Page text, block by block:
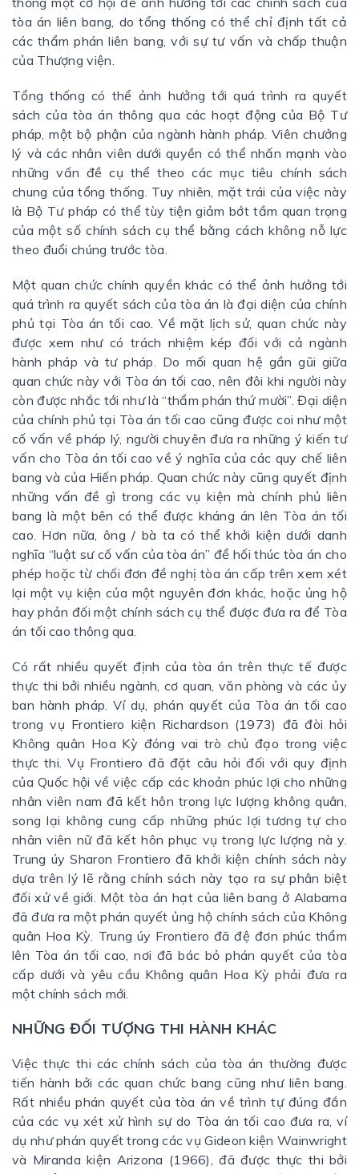
tòa án liên bang, do tổng thống có thể chỉ định tất cả
các thẩm phán liên bang, với sự tư vấn và chấp thuận
của Thượng viện.
Tổng thống có thể ảnh hưởng tới quá trình ra quyết
sách của tòa án thông qua các hoạt động của Bộ Tư
pháp, một bộ phận của ngành hành pháp. Viên chưởng
lý và các nhân viên dưới quyền có thể nhấn mạnh vào
những vấn đề cụ thể theo các mục tiêu chính sách
chung của tổng thống. Tuy nhiên, mặt trái của việc này
là Bộ Tư pháp có thể tùy tiện giảm bớt tầm quan trọng
của một số chính sách cụ thể bằng cách không nỗ lực
theo đuổi chúng trước tòa.
Một quan chức chính quyền khác có thể ảnh hưởng tới
quá trình ra quyết sách của tòa án là đại diện của chính
phủ tại Tòa án tối cao. Về mặt lịch sử, quan chức này
được xem như có trách nhiệm kép đối với cả ngành
hành pháp và tư pháp. Do mối quan hệ gần gũi giữa
quan chức này với Tòa án tối cao, nên đôi khi người này
còn được nhắc tới như là “thẩm phán thứ mười”. Đại diện
của chính phủ tại Tòa án tối cao cũng được coi như một
cố vấn về pháp lý, người chuyên đưa ra những ý kiến tư
vấn cho Tòa án tối cao về ý nghĩa của các quy chế liên
bang và của Hiến pháp. Quan chức này cũng quyết định
những vấn đề gì trong các vụ kiện mà chính phủ liên
bang là một bên có thể được kháng án lên Tòa án tối
cao. Hơn nữa, ông / bà ta có thể khởi kiện dưới danh
nghĩa “luật sư cố vấn của tòa án” để hối thúc tòa án cho
phép hoặc từ chối đơn đề nghị tòa án cấp trên xem xét
lại một vụ kiện của một nguyên đơn khác, hoặc ủng hộ
hay phản đối một chính sách cụ thể được đưa ra để Tòa
án tối cao thông qua.
Có rất nhiều quyết định của tòa án trên thực tế được
thực thi bởi nhiều ngành, cơ quan, văn phòng và các ủy
ban hành pháp. Ví dụ, phán quyết của Tòa án tối cao
trong vụ Frontiero kiện Richardson (1973) đã đòi hỏi
Không quân Hoa Kỳ đóng vai trò chủ đạo trong việc
thực thi. Vụ Frontiero đã đặt câu hỏi đối với quy định
của Quốc hội về việc cấp các khoản phúc lợi cho những
nhân viên nam đã kết hôn trong lực lượng không quân,
song lại không cung cấp những phúc lợi tương tự cho
nhân viên nữ đã kết hôn phục vụ trong lực lượng nà y.
Trung úy Sharon Frontiero đã khởi kiện chính sách này
dựa trên lý lẽ rằng chính sách này tạo ra sự phân biệt
đối xử về giới. Một tòa án hạt của liên bang ở Alabama
đã đưa ra một phán quyết ủng hộ chính sách của Không
quân Hoa Kỳ. Trung úy Frontiero đã đệ đơn phúc thẩm
lên Tòa án tối cao, nơi đã bác bỏ phán quyết của tòa
cấp dưới và yêu cầu Không quân Hoa Kỳ phải đưa ra
một chính sách mới.
NHỮNG ĐỐI TƯỢNG THI HÀNH KHÁC
Việc thực thi các chính sách của tòa án thường được
tiến hành bởi các quan chức bang cũng như liên bang.
Rất nhiều phán quyết của tòa án về trình tự đúng đắn
của các vụ xét xử hình sự do Tòa án tối cao đưa ra, ví
dụ như phán quyết trong các vụ Gideon kiện Wainwright
và Miranda kiện Arizona (1966), đã được thực thi bởi